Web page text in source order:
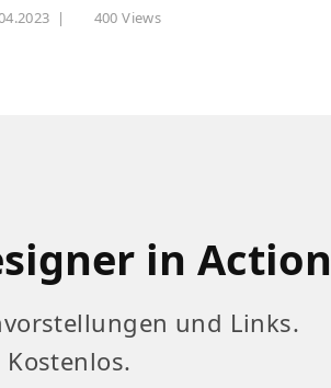
| 400 Views
in Action
und Links.